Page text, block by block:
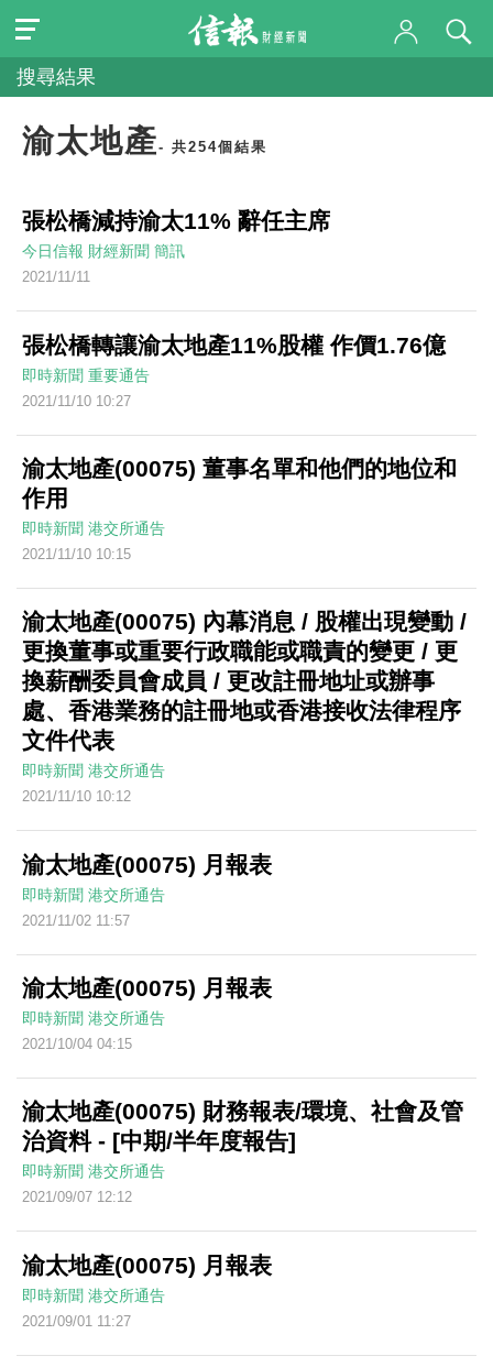
搜尋結果
渝太地產- 共254個結果
張松橋減持渝太11% 辭任主席
今日信報 財經新聞 簡訊
2021/11/11
張松橋轉讓渝太地產11%股權 作價1.76億
即時新聞 重要通告
2021/11/10 10:27
渝太地產(00075) 董事名單和他們的地位和
作用
即時新聞 港交所通告
2021/11/10 10:15
渝太地產(00075) 內幕消息 / 股權出現變動 /
更換董事或重要行政職能或職責的變更 / 更
換薪酬委員會成員 / 更改註冊地址或辦事
處、香港業務的註冊地或香港接收法律程序
文件代表
即時新聞 港交所通告
2021/11/10 10:12
渝太地產(00075) 月報表
即時新聞 港交所通告
2021/11/02 11:57
渝太地產(00075) 月報表
即時新聞 港交所通告
2021/10/04 04:15
渝太地產(00075) 財務報表/環境、社會及管
治資料 - [中期/半年度報告]
即時新聞 港交所通告
2021/09/07 12:12
渝太地產(00075) 月報表
即時新聞 港交所通告
2021/09/01 11:27